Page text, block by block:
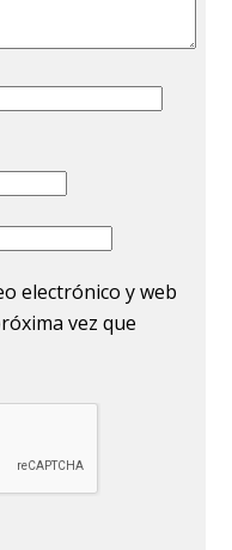
electrónico y web
vez que